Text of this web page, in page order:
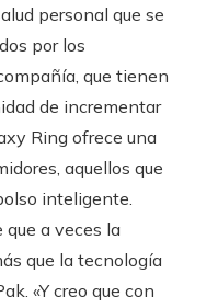
personal que se
por los
que tienen
de incrementar
Ring ofrece una
aquellos que
inteligente.
que a veces la
que la tecnología
«Y creo que con